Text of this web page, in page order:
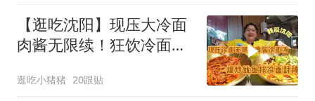
【逛吃沈阳】现压大冷面
肉酱无限续！狂饮冷面
逛吃小猪猪 20跟贴